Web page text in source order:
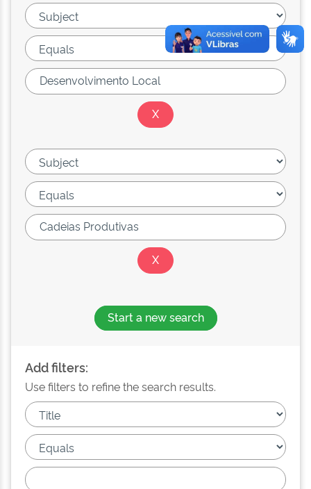
Start a new search
Add filters:
Use filters to refine the search results.